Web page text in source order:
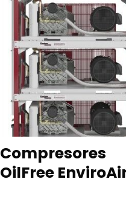
READ MORE
Compresores
OilFree